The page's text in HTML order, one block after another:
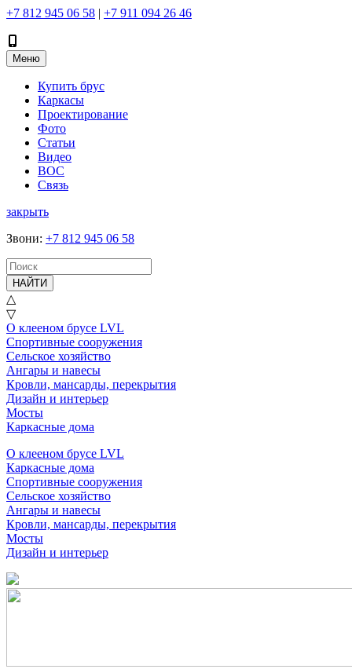
+7 812 945 06 58 | +7 911 094 26 46
Меню
Купить брус
Каркасы
Проектирование
Фото
Статьи
Видео
ВОС
Связь
закрыть
Звони: +7 812 945 06 58
НАЙТИ
△
▽
О клееном брусе LVL
Спортивные сооружения
Сельское хозяйство
Ангары и навесы
Кровли, мансарды, перекрытия
Дизайн и интерьер
Мосты
Каркасные дома
О клееном брусе LVL
Каркасные дома
Спортивные сооружения
Сельское хозяйство
Ангары и навесы
Кровли, мансарды, перекрытия
Мосты
Дизайн и интерьер